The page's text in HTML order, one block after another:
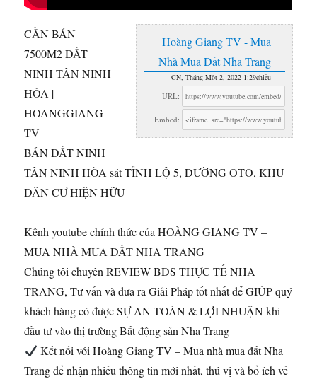
Hoàng Giang TV - Mua
Nhà Mua Đất Nha Trang
CN, Tháng Một 2, 2022 1:29chiều
URL:
Embed:
CẦN BÁN
7500M2 ĐẤT
NINH TÂN NINH
HÒA |
HOANGGIANG
TV
BÁN ĐẤT NINH
TÂN NINH HÒA sát TỈNH LỘ 5,ĐƯỜNG OTO, KHU
DÂN CƯ HIỆN HỮU
—-
Kênh youtube chính thức của HOÀNG GIANG TV –
MUA NHÀ MUA ĐẤT NHA TRANG
Chúng tôi chuyên REVIEW BĐS THỰC TẾ NHA
TRANG, Tư vấn và đưa ra Giải Pháp tốt nhất để GIÚP quý
khách hàng có được SỰ AN TOÀN & LỢI NHUẬN khi
đầu tư vào thị trường Bất động sản Nha Trang
Kết nối với Hoàng Giang TV – Mua nhà mua đất Nha
Trang để nhận nhiều thông tin mới nhất, thú vị và bổ ích về